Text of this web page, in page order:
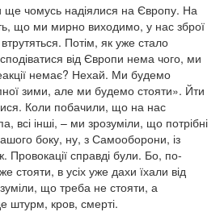
ще чомусь надіялися на Європу. На
що ми мирно виходимо, у нас зброї
Потім, як уже стало
від Європи нема чого, ми
немає? Нехай. Ми будемо
зими, але ми будемо стояти». Йти
Коли побачили, що на нас
всі інші, – ми зрозуміли, що потрібні
боку, ну, з Самооборони, із
Провокації справді були. Бо, по-
стояти, в усіх уже дахи їхали від
що треба не стояти, а
штурм, кров, смерті.